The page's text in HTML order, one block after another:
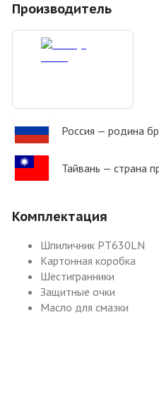
Производитель
Россия — родина
Тайвань — страна
Комплектация
Шпиличник PT630LN
Картонная коробка
Шестигранники
Защитные очки
Масло для смазки